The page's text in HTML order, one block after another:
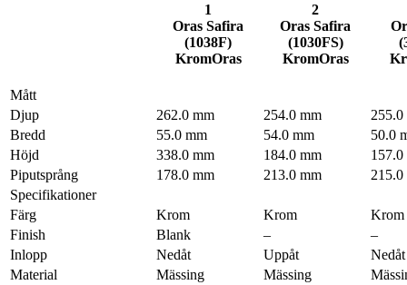
1
Oras Safira
(1038F)
KromOras
2
Oras Safira
(1030FS)
KromOras
Mått
Djup
262.0 mm 254.0 mm
255.0
Bredd
55.0 mm 54.0 mm
50.0
Höjd
338.0 mm 184.0 mm
157.0
Piputsprång
178.0 mm 213.0 mm
215.0
Specifikationer
Färg
Krom Krom
Krom
Finish
Blank –
–
Inlopp
Nedåt Uppåt
Nedåt
Material
Mässing Mässing